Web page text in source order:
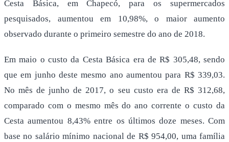
Cesta Básica, em Chapecó, para os supermercados
pesquisados, aumentou em 10,98%, o maior aumento
observado durante o primeiro semestre do ano de 2018.
Em maio o custo da Cesta Básica era de R$ 305,48, sendo
que em junho deste mesmo ano aumentou para R$ 339,03.
No mês de junho de 2017, o seu custo era de R$ 312,68,
comparado com o mesmo mês do ano corrente o custo da
Cesta aumentou 8,43% entre os últimos doze meses. Com
base no salário mínimo nacional de R$ 954,00, uma família